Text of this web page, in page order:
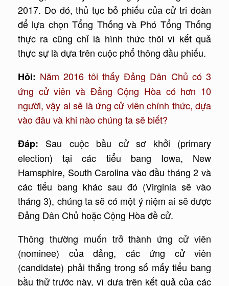
2017. Do đó, thủ tục bỏ phiếu của cử tri đoàn
để lựa chọn Tổng Thống và Phó Tổng Thống
thực ra cũng chỉ là hình thức thôi vì kết quả
thực sự là dựa trên cuộc phổ thông đầu phiếu.
Hỏi: Năm 2016 tôi thấy Đảng Dân Chủ có 3
ứng cử viên và Đảng Cộng Hòa có hơn 10
người, vậy ai sẽ là ứng cử viên chính thức, dựa
vào đâu và khi nào chúng ta sẽ biết?
Đáp: Sau cuộc bầu cử sơ khởi (primary
election) tại các tiểu bang Iowa, New
Hamsphire, South Carolina vào đầu tháng 2 và
các tiểu bang khác sau đó (Virginia sẽ vào
tháng 3), chúng ta sẽ có một ý niệm ai sẽ được
Đảng Dân Chủ hoặc Cộng Hòa đề cử.
Thông thường muốn trở thành ứng cử viên
(nominee) của đảng, các ứng cử viên
(candidate) phải thắng trong số mấy tiểu bang
bầu thử trước này, vì dựa trên kết quả của các